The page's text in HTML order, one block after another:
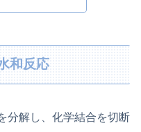
和反応
分解し、化学結合を切断